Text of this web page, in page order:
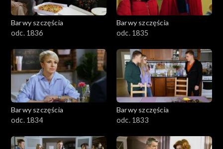
Barwy szczęścia
odc. 1836
Barwy szczęścia
odc. 1835
Barwy szczęścia
odc. 1834
Barwy szczęścia
odc. 1833